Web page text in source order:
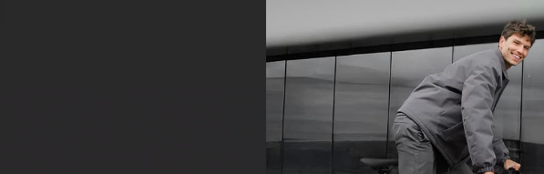
Melden Sie sich an, um die